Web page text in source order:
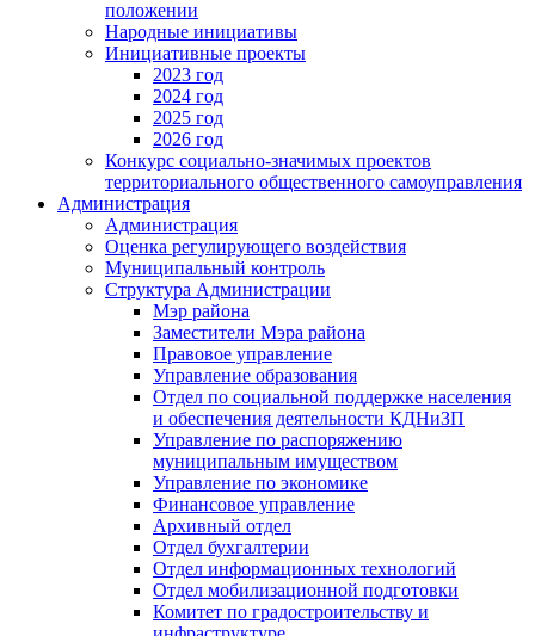
положении
Народные инициативы
Инициативные проекты
2023 год
2024 год
2025 год
2026 год
Конкурс социально-значимых проектов
территориального общественного самоуправления
Администрация
Администрация
Оценка регулирующего воздействия
Муниципальный контроль
Структура Администрации
Мэр района
Заместители Мэра района
Правовое управление
Управление образования
Отдел по социальной поддержке населения
и обеспечения деятельности КДНиЗП
Управление по распоряжению
муниципальным имуществом
Управление по экономике
Финансовое управление
Архивный отдел
Отдел бухгалтерии
Отдел информационных технологий
Отдел мобилизационной подготовки
Комитет по градостроительству и